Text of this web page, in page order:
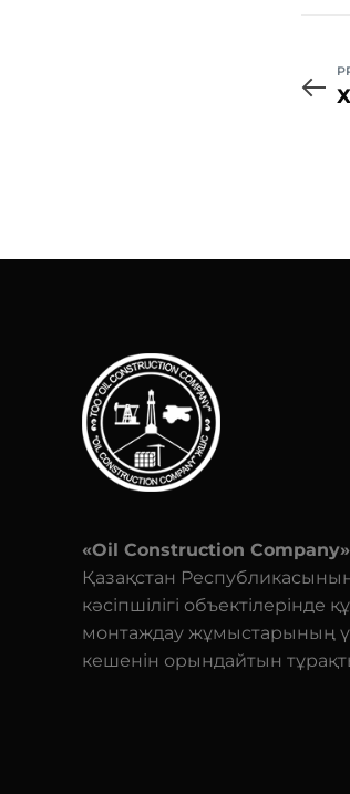
«Oil Construction
Қазақстан
кәсіпшілігі объектілерінде
монтаждау жұмыстарының
кешенін орындайтын